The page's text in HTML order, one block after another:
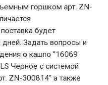
горшком арт. ZN-
будет
Задать вопросы и
о кашпо "16069
Черное с системой
ZN-300814" а также